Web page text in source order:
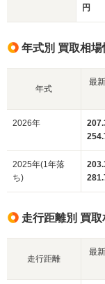
円
年式別 買取相場
年式
最
2026年
2025年(1年落
ち)
走行距離別 買取
走行距離
最